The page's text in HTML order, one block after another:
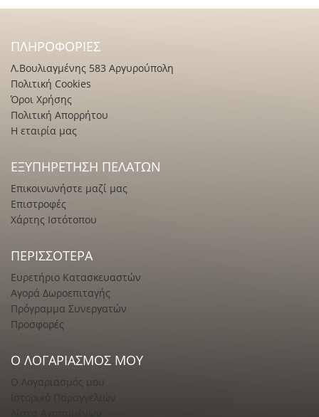
ΠΛΗΡΟΦΟΡΊΕΣ
Λ.Βουλιαγμένης 583 Αργυρούπολη
Πολιτική Cookies
Όροι Χρήσης
Πολιτική Απορρήτου
Η εταιρία μας
ΕΞΥΠΗΡΈΤΗΣΗ ΠΕΛΑΤΏΝ
Επικοινωνήστε μαζί μας
Επιστροφές
Χάρτης Ιστότοπου
ΠΕΡΙΣΣΌΤΕΡΑ
Ευρετήριο Κατασκευαστών
Αγορά Δωροεπιταγής
Πρόγραμμα Συνεργατών
Προσφορές
Ο ΛΟΓΑΡΙΑΣΜΌΣ ΜΟΥ
Ο Λογαριασμός μου